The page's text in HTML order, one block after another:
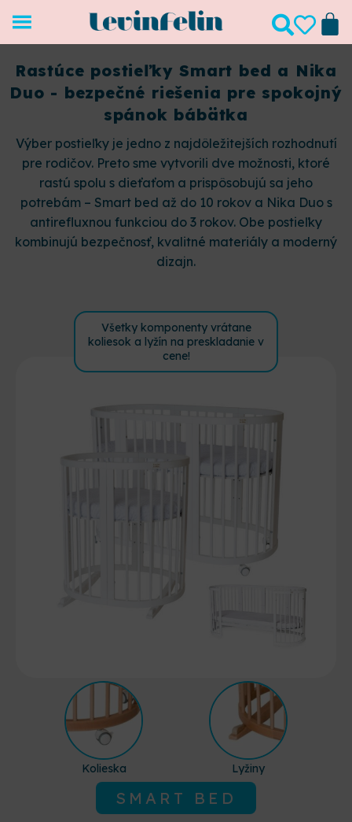
Rastúce postieľky Smart bed a Nika
Duo - bezpečné riešenia pre spokojný
spánok bábätka
Výber postieľky je jedno z najdôležitejších rozhodnutí
pre rodičov. Preto sme vytvorili dve možnosti, ktoré
rastú spolu s dieťaťom a prispôsobujú sa jeho
potrebám – Smart bed až do 10 rokov a Nika Duo s
antirefluxnou funkciou do 3 rokov. Obe postieľky
kombinujú bezpečnosť, kvalitné materiály a moderný
dizajn.
Všetky komponenty vrátane
koliesok a lyžín na preskladanie v
cene!
Kolieska Lyžiny
SMART BED